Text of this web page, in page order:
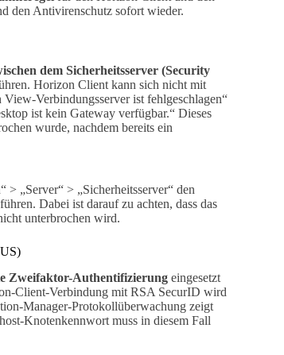
den Antivirenschutz sofort wieder.
dem Sicherheitsserver (Security
Horizon Client kann sich nicht mit
Verbindungsserver ist fehlgeschlagen“
ist kein Gateway verfügbar.“ Dieses
wurde, nachdem bereits ein
> „Server“ > „Sicherheitsserver“ den
Dabei ist darauf zu achten, dass das
unterbrochen wird.
Zweifaktor-Authentifizierung eingesetzt
Client-Verbindung mit RSA SecurID wird
Manager-Protokollüberwachung zeigt
Knotenkennwort muss in diesem Fall